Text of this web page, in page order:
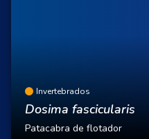
Invertebrados
Dosima fascicularis
Patacabra de flotador